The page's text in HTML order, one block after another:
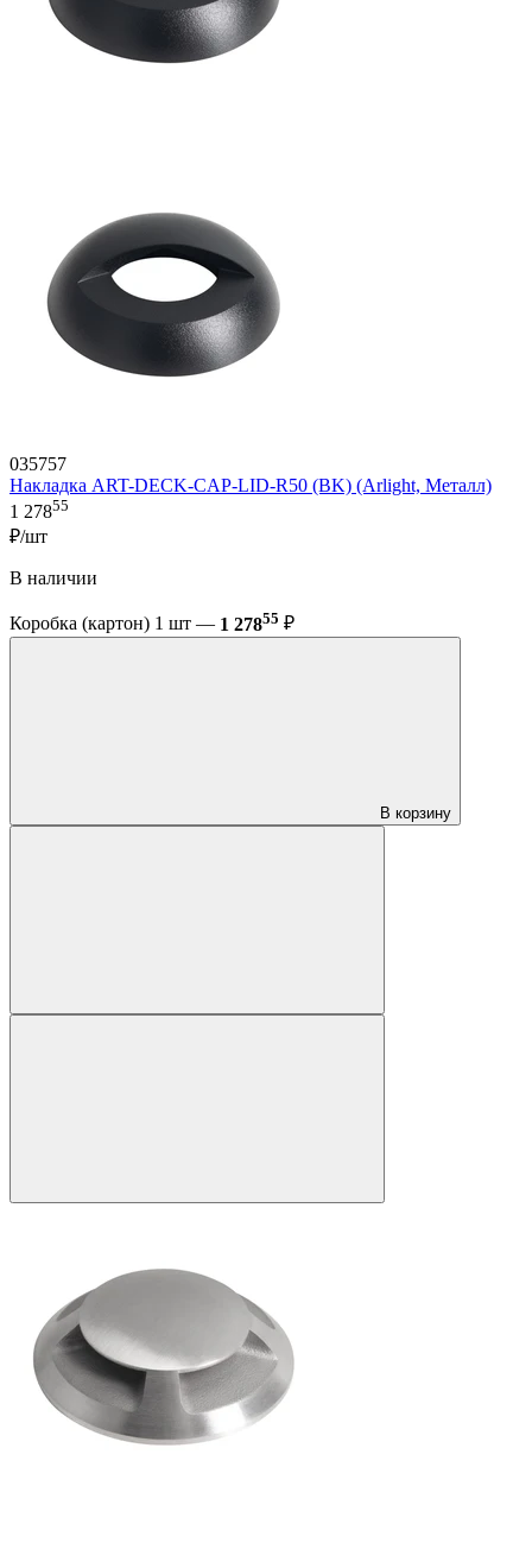
035757
Накладка ART-DECK-CAP-LID-R50 (BK) (Arlight, Металл)
1 27855
₽/шт
В наличии
Коробка (картон) 1 шт — 1 27855 ₽
В корзину